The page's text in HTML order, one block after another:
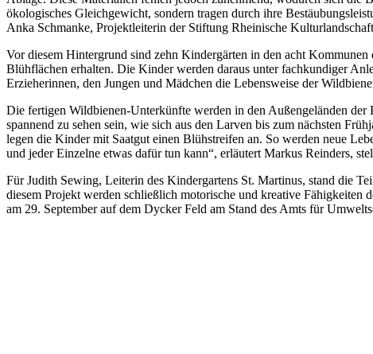
ökologisches Gleichgewicht, sondern tragen durch ihre
Anka Schmanke, Projektleiterin der Stiftung Rheinische
Vor diesem Hintergrund sind zehn Kindergärten in den acht
Blühflächen erhalten. Die Kinder werden daraus unter fachkundiger
Erzieherinnen, den Jungen und Mädchen die Lebensweise der
Die fertigen Wildbienen-Unterkünfte werden in den Außengeländen
spannend zu sehen sein, wie sich aus den Larven bis zum nächsten
legen die Kinder mit Saatgut einen Blühstreifen an. So werden neue
und jeder Einzelne etwas dafür tun kann“, erläutert Markus Reinders,
Für Judith Sewing, Leiterin des Kindergartens St. Martinus, stand die
diesem Projekt werden schließlich motorische und kreative Fähigkeiten
am 29. September auf dem Dycker Feld am Stand des Amts für